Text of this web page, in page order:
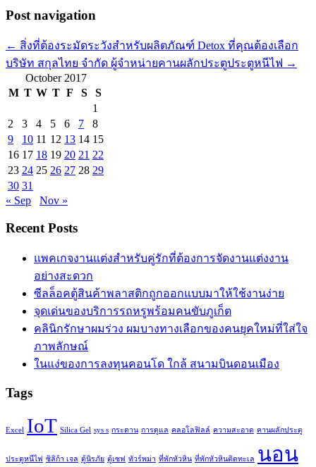
Post navigation
← สิ่งที่ต้องระมัดระวังสำหรับผลิตภัณฑ์ Detox ที่คุณต้องเลือก
บริษัท สกุลไทย จำกัด ผู้จำหน่ายคานผลักประตูประตูหนีไฟ →
October 2017
M T W T F S
S
1
2
3 4 5 6 7
8
9
10 11 12 13 14 15
16 17 18 19 20 21 22
23 24 25 26 27 28 29
30 31
« Sep
Nov »
Recent Posts
แพคเกจงานแต่งสำหรับคู่รักที่ต้องการจัดงานแต่งงาน
อย่างสะดวก
ซีลล็อคตู้สินค้าพลาสติกถูกออกแบบมาให้ใช้งานง่าย
จุดเด่นของบริการรถหรูพร้อมคนขับภูเก็ต
คลินิกรักษาผมร่วง ผมบางทางเลือกของคนยุคใหม่ที่ใส่ใจ
ภาพลักษณ์
ในแง่ของการลงทุนคอนโด ใกล้ สนามบินดอนเมือง
Tags
Excel IoT Silica Gel sys s กระดาน การดูแล คลอโลฟิลล์ ความสะอาด คานผลักประตู
ประตูหนีไฟ ซิลิก้า เจล ตู้นิรภัย ตู้เซฟ ทัวร์พม่า ที่พักหัวหิน ที่พักหัวหินติดทะเล นอน